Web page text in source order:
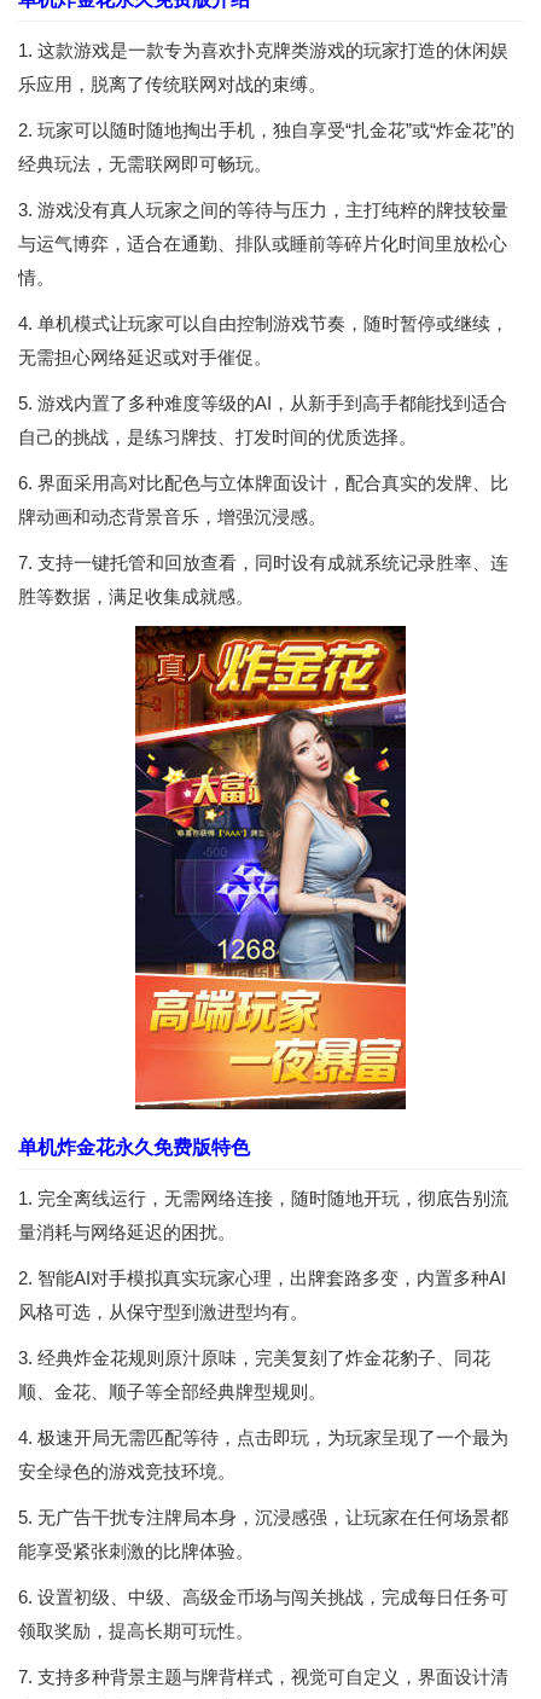
1. 这款游戏是一款专为喜欢扑克牌类游戏的玩家打造的休闲娱
乐应用，脱离了传统联网对战的束缚。
2. 玩家可以随时随地掏出手机，独自享受“扎金花”或“炸金花”的
经典玩法，无需联网即可畅玩。
3. 游戏没有真人玩家之间的等待与压力，主打纯粹的牌技较量
与运气博弈，适合在通勤、排队或睡前等碎片化时间里放松心
情。
4. 单机模式让玩家可以自由控制游戏节奏，随时暂停或继续，
无需担心网络延迟或对手催促。
5. 游戏内置了多种难度等级的AI，从新手到高手都能找到适合
自己的挑战，是练习牌技、打发时间的优质选择。
6. 界面采用高对比配色与立体牌面设计，配合真实的发牌、比
牌动画和动态背景音乐，增强沉浸感。
7. 支持一键托管和回放查看，同时设有成就系统记录胜率、连
胜等数据，满足收集成就感。
单机炸金花永久免费版特色
1. 完全离线运行，无需网络连接，随时随地开玩，彻底告别流
量消耗与网络延迟的困扰。
2. 智能AI对手模拟真实玩家心理，出牌套路多变，内置多种AI
风格可选，从保守型到激进型均有。
3. 经典炸金花规则原汁原味，完美复刻了炸金花豹子、同花
顺、金花、顺子等全部经典牌型规则。
4. 极速开局无需匹配等待，点击即玩，为玩家呈现了一个最为
安全绿色的游戏竞技环境。
5. 无广告干扰专注牌局本身，沉浸感强，让玩家在任何场景都
能享受紧张刺激的比牌体验。
6. 设置初级、中级、高级金币场与闯关挑战，完成每日任务可
领取奖励，提高长期可玩性。
7. 支持多种背景主题与牌背样式，视觉可自定义，界面设计清